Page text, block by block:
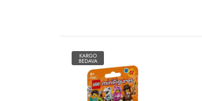
KARGO
BEDAVA